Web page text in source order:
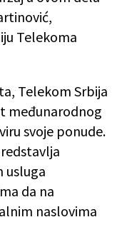
Telekoma
Telekom Srbija
međunarodnog
svoje ponude.
usluga
da na
naslovima